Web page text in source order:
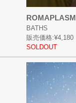
ROMAPLASM
BATHS
販売価格:¥4,180
SOLDOUT